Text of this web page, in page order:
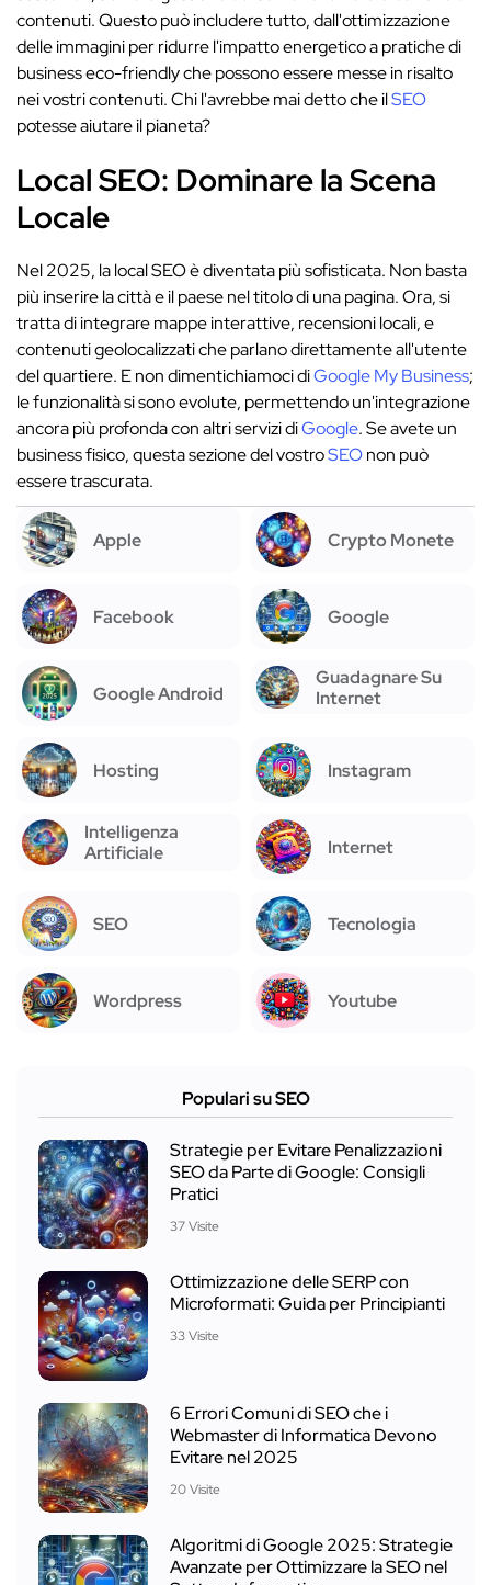
contenuti. Questo può includere tutto, dall'ottimizzazione
delle immagini per ridurre l'impatto energetico a pratiche di
business eco-friendly che possono essere messe in risalto
nei vostri contenuti. Chi l'avrebbe mai detto che ilSEO
potesse aiutare il pianeta?
Local SEO: Dominare la Scena
Locale
Nel 2025, la local SEO è diventata più sofisticata. Non basta
più inserire la città e il paese nel titolo di una pagina. Ora, si
tratta di integrare mappe interattive, recensioni locali, e
contenuti geolocalizzati che parlano direttamente all'utente
del quartiere. E non dimentichiamoci diGoogle My Business;
le funzionalità si sono evolute, permettendo un'integrazione
ancora più profonda con altri servizi diGoogle. Se avete un
business fisico, questa sezione del vostroSEOnon può
essere trascurata.
Apple Crypto Monete
Facebook Google
Google Android
Guadagnare Su
Internet
Hosting Instagram
Intelligenza
Artificiale
Internet
SEO Tecnologia
Wordpress Youtube
Populari su SEO
Strategie per Evitare Penalizzazioni
SEO da Parte di Google: Consigli
Pratici
37 Visite
Ottimizzazione delle SERP con
Microformati: Guida per Principianti
33 Visite
6 Errori Comuni di SEO che i
Webmaster di Informatica Devono
Evitare nel 2025
20 Visite
Algoritmi di Google 2025: Strategie
Avanzate per Ottimizzare la SEO nel